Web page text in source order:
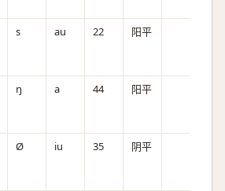
s au 22 阳平
ŋ a 44 阳平
Ø iu 35 阴平